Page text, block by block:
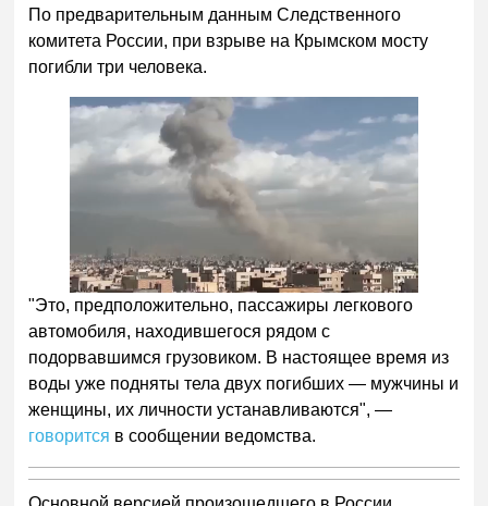
По предварительным данным Следственного
комитета России, при взрыве на Крымском мосту
погибли три человека.
"Это, предположительно, пассажиры легкового
автомобиля, находившегося рядом с
подорвавшимся грузовиком. В настоящее время из
воды уже подняты тела двух погибших — мужчины и
женщины, их личности устанавливаются", —
говорится в сообщении ведомства.